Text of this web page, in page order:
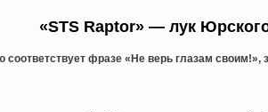
«STS Raptor» — лук
фразе «Не верь глазам своим!»,